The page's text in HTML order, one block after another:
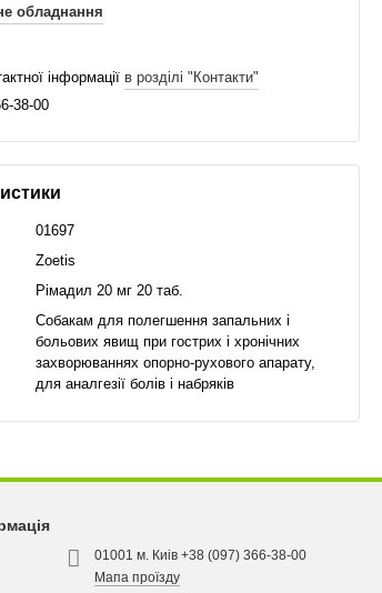
обладнання
інформації в розділі "Контакти"
38-00
01697
Zoetis
Рімадил 20 мг 20 таб.
Собакам для полегшення запальних і
больових явищ при гострих і хронічних
захворюваннях опорно-рухового апарату,
для аналгезії болів і набряків
01001 м. Киів +38 (097) 366-38-00
Мапа проїзду